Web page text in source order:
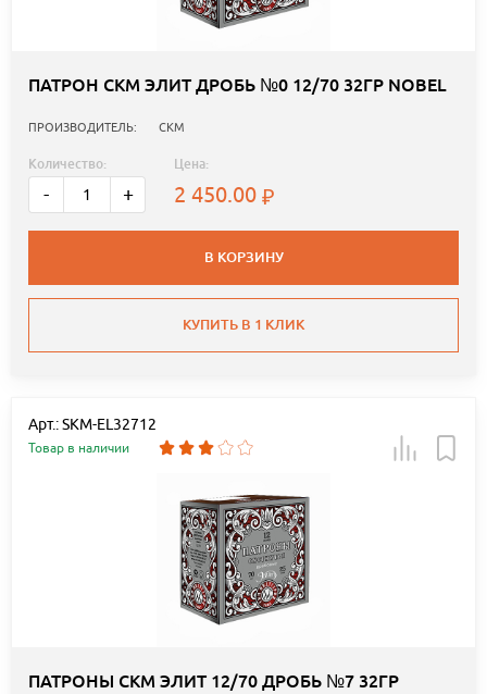
ПАТРОН СКМ ЭЛИТ ДРОБЬ №0 12/70 32ГР NOBEL
ПРОИЗВОДИТЕЛЬ: СКМ
Количество:
- +
Цена:
2 450.00
В КОРЗИНУ
КУПИТЬ В 1 КЛИК
Арт.: SKM-EL32712
Товар в наличии
ПАТРОНЫ СКМ ЭЛИТ 12/70 ДРОБЬ №7 32ГР